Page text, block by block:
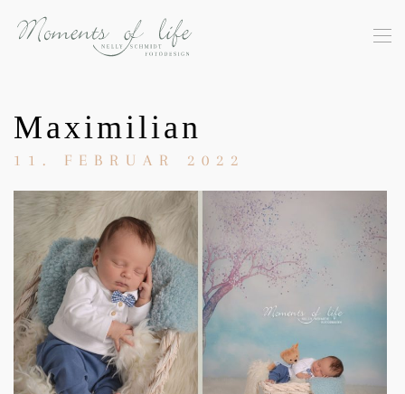
Skip to main content
Maximilian
11. FEBRUAR 2022